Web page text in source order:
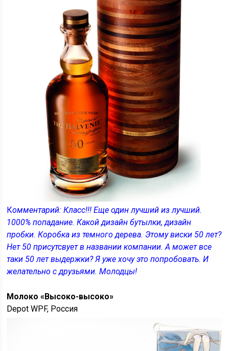
Комментарий: Класс!!! Еще один лучший из лучший.
1000% попадание. Какой дизайн бутылки, дизайн
пробки. Коробка из темного дерева. Этому виски 50 лет?
Нет 50 присутсвует в названии компании. А может все
таки 50 лет выдержки? Я уже хочу это попробовать. И
желательно с друзьями. Молодцы!
Молоко «Высоко-высоко»
Depot WPF, Россия